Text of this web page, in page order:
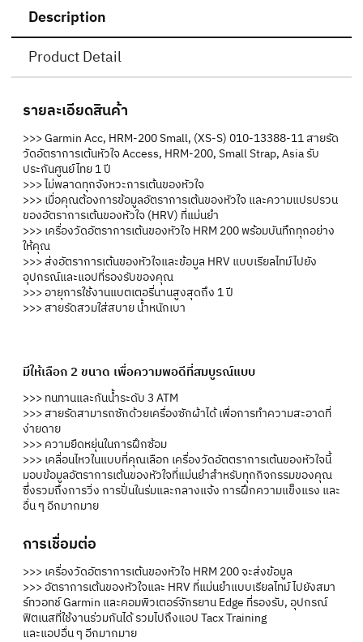
Description
Product Detail
รายละเอียดสินค้า
>>> Garmin Acc, HRM-200 Small, (XS-S) 010-13388-11 สายรัด
วัดอัตราการเต้นหัวใจ Access, HRM-200, Small Strap, Asia รับ
ประกันศูนย์ไทย 1 ปี
>>> ไม่พลาดทุกจังหวะการเต้นของหัวใจ
>>> เมื่อคุณต้องการข้อมูลอัตราการเต้นของหัวใจ และความแปรปรวน
ของอัตราการเต้นของหัวใจ (HRV) ที่แม่นยำ
>>> เครื่องวัดอัตราการเต้นของหัวใจ HRM 200 พร้อมบันทึกทุกอย่าง
ให้คุณ
>>> ส่งอัตราการเต้นของหัวใจและข้อมูล HRV แบบเรียลไทม์ไปยัง
อุปกรณ์และแอปที่รองรับของคุณ
>>> อายุการใช้งานแบตเตอรี่นานสูงสุดถึง 1 ปี
>>> สายรัดสวมใส่สบาย น้ำหนักเบา
มีให้เลือก 2 ขนาด เพื่อความพอดีที่สมบูรณ์แบบ
>>> ทนทานและกันน้ำระดับ 3 ATM
>>> สายรัดสามารถซักด้วยเครื่องซักผ้าได้ เพื่อการทำความสะอาดที่
ง่ายดาย
>>> ความยืดหยุ่นในการฝึกซ้อม
>>> เคลื่อนไหวในแบบที่คุณเลือก เครื่องวัดอัตตราการเต้นของหัวใจนี้
มอบข้อมูลอัตราการเต้นของหัวใจที่แม่นยำสำหรับทุกกิจกรรมของคุณ
ซึ่งรวมถึงการวิ่ง การปั่นในร่มและกลางแจ้ง การฝึกความแข็งแรง และ
อื่น ๆ อีกมากมาย
การเชื่อมต่อ
>>> เครื่องวัดอัตราการเต้นของหัวใจ HRM 200 จะส่งข้อมูล
>>> อัตราการเต้นของหัวใจและ HRV ที่แม่นยำแบบเรียลไทม์ ไปยังสมา
ร์ทวอทช์ Garmin และคอมพิวเตอร์จักรยาน Edge ที่รองรับ, อุปกรณ์
ฟิตเนสที่ใช้งานร่วมกันได้ รวมไปถึงแอป Tacx Training
และแอปอื่น ๆ อีกมากมาย